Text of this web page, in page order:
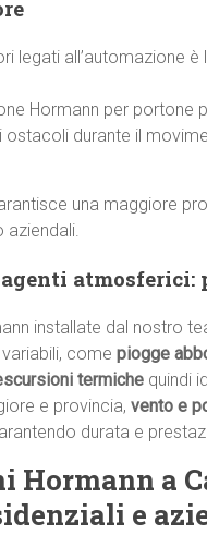
legati all’automazione
Hormann per portone
ostacoli durante il
una maggiore
aziendali.
installate dal nostro
come piogge
termiche quindi
e provincia, vento e
durata e
Hormann a
e